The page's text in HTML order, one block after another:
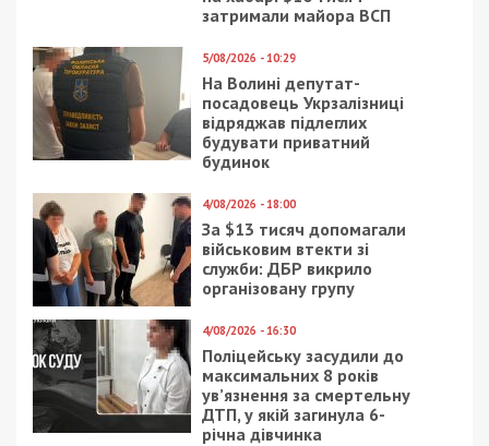
затримали майора ВСП
5/08/2026 - 10:29
На Волині депутат-
посадовець Укрзалізниці
відряджав підлеглих
будувати приватний
будинок
4/08/2026 - 18:00
За $13 тисяч допомагали
військовим втекти зі
служби: ДБР викрило
організовану групу
4/08/2026 - 16:30
Поліцейську засудили до
максимальних 8 років
ув’язнення за смертельну
ДТП, у якій загинула 6-
річна дівчинка